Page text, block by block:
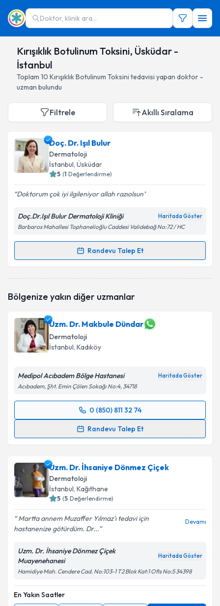
Doktor, klinik ara...
Kırışıklık Botulinum Toksini, Üsküdar -
İstanbul
Toplam 10 Kırışıklık Botulinum Toksini tedavisi yapan doktor -
uzman bulundu
Filtrele Akıllı Sıralama
Doç. Dr. Işıl Bulur
Dermatoloji
İstanbul, Üsküdar
5 (1 Değerlendirme)
Doktorum çok iyi ilgileniyor allah razıolsun
Doç.Dr.Işıl Bulur Dermatoloji Kliniği Haritada Göster
Barbaros Mahallesi Tophanelioğlu Caddesi Validebağ No:72 / HC
Randevu Talep Et
Randevu Takvimi Talebi
oluşturun. Size bu uzmandan randevu almanız için bir
E-posta Adresiniz
Kişisel verilerimin işlenmesine ilişkin
Aydınlatma
Metni'ni okudum ve kişisel verilerimin belirtilen
Takvim Talebini Gönder
Bölgenize yakın diğer uzmanlar
Uzm. Dr. Makbule Dündar
Dermatoloji
İstanbul, Kadıköy
Medipol Acıbadem Bölge Hastanesi Haritada Göster
Acıbadem, Şht. Emin Çölen Sokağı No:4, 34718
0 (850) 811 32 74
Randevu Talep Et
Randevu Takvimi Talebi
için bir takvim hazırlandığında e-posta ile
bilgilendireceğiz.
E-posta Adresiniz
Kişisel verilerimin işlenmesine ilişkin
Metni'ni okudum ve kişisel verilerimin belirtilen
kapsamda işlenmesini kabul ediyorum.
Uzm. Dr. İhsaniye Dönmez Çiçek
Dermatoloji
İstanbul, Kağıthane
5 (5 Değerlendirme)
Martta annem Muzaffer Yılmaz'ı tedavi için
hastanenize götürdüm. Dr...
Devamı
Uzm. Dr. İhsaniye Dönmez Çiçek
Muayenehanesi
Haritada Göster
Hamidiye Mah. Cendere Cad. No:103-1 T2 Blok Kat:1 Ofis No:5 34398
En Yakın Saatler